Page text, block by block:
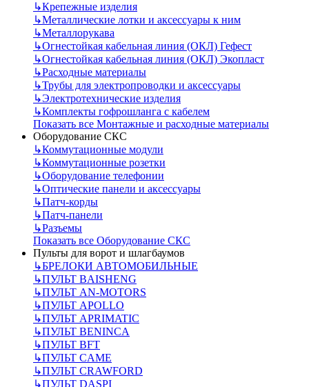
↳Крепежные изделия
↳Металлические лотки и аксессуары к ним
↳Металлорукава
↳Огнестойкая кабельная линия (ОКЛ) Гефест
↳Огнестойкая кабельная линия (ОКЛ) Экопласт
↳Расходные материалы
↳Трубы для электропроводки и аксессуары
↳Электротехнические изделия
↳Комплекты гофрошланга с кабелем
Показать все Монтажные и расходные материалы
Оборудование СКС
↳Коммутационные модули
↳Коммутационные розетки
↳Оборудование телефонии
↳Оптические панели и аксессуары
↳Патч-корды
↳Патч-панели
↳Разъемы
Показать все Оборудование СКС
Пульты для ворот и шлагбаумов
↳БРЕЛОКИ АВТОМОБИЛЬНЫЕ
↳ПУЛЬТ BAISHENG
↳ПУЛЬТ AN-MOTORS
↳ПУЛЬТ APOLLO
↳ПУЛЬТ APRIMATIC
↳ПУЛЬТ BENINCA
↳ПУЛЬТ BFT
↳ПУЛЬТ CAME
↳ПУЛЬТ CRAWFORD
↳ПУЛЬТ DASPI